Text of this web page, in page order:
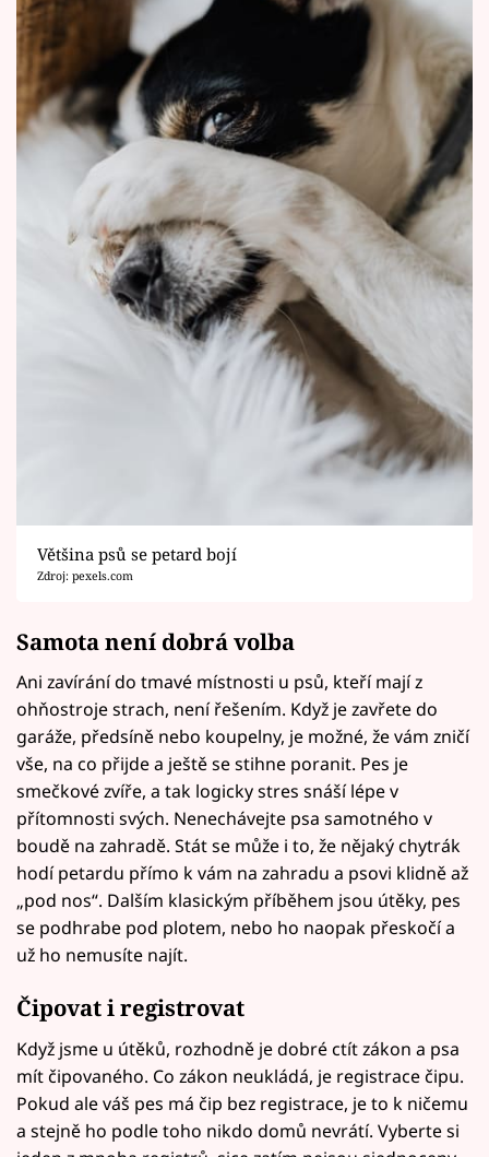
Většina psů se petard bojí
Zdroj: pexels.com
Samota není dobrá volba
Ani zavírání do tmavé místnosti u psů, kteří mají z
ohňostroje strach, není řešením. Když je zavřete do
garáže, předsíně nebo koupelny, je možné, že vám zničí
vše, na co přijde a ještě se stihne poranit. Pes je
smečkové zvíře, a tak logicky stres snáší lépe v
přítomnosti svých. Nenechávejte psa samotného v
boudě na zahradě. Stát se může i to, že nějaký chytrák
hodí petardu přímo k vám na zahradu a psovi klidně až
„pod nos“. Dalším klasickým příběhem jsou útěky, pes
se podhrabe pod plotem, nebo ho naopak přeskočí a
už ho nemusíte najít.
Čipovat i registrovat
Když jsme u útěků, rozhodně je dobré ctít zákon a psa
mít čipovaného. Co zákon neukládá, je registrace čipu.
Pokud ale váš pes má čip bez registrace, je to k ničemu
a stejně ho podle toho nikdo domů nevrátí. Vyberte si